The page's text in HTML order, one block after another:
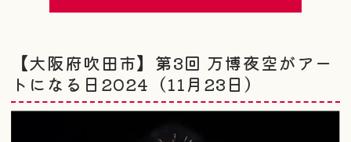
【大阪府吹田市】第3回 万博夜空がアー
トになる日2024（11月23日）